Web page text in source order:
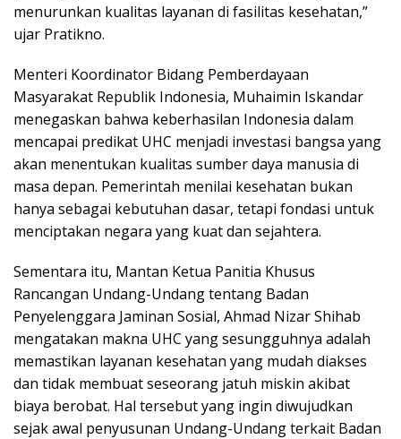
menurunkan kualitas layanan di fasilitas kesehatan,”
ujar Pratikno.
Menteri Koordinator Bidang Pemberdayaan
Masyarakat Republik Indonesia, Muhaimin Iskandar
menegaskan bahwa keberhasilan Indonesia dalam
mencapai predikat UHC menjadi investasi bangsa yang
akan menentukan kualitas sumber daya manusia di
masa depan. Pemerintah menilai kesehatan bukan
hanya sebagai kebutuhan dasar, tetapi fondasi untuk
menciptakan negara yang kuat dan sejahtera.
Sementara itu, Mantan Ketua Panitia Khusus
Rancangan Undang-Undang tentang Badan
Penyelenggara Jaminan Sosial, Ahmad Nizar Shihab
mengatakan makna UHC yang sesungguhnya adalah
memastikan layanan kesehatan yang mudah diakses
dan tidak membuat seseorang jatuh miskin akibat
biaya berobat. Hal tersebut yang ingin diwujudkan
sejak awal penyusunan Undang-Undang terkait Badan